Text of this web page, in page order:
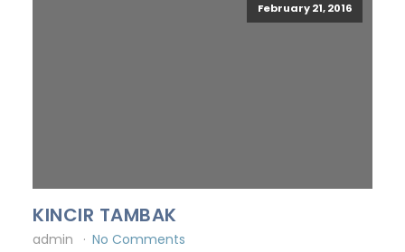
February 21, 2016
KINCIR TAMBAK
admin No Comments